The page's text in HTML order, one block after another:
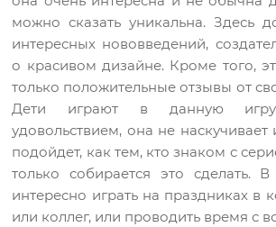
можно сказать уникальна. Здесь
интересных нововведений,
о красивом дизайне. Кроме того,
только положительные отзывы от
Дети играют в данную
удовольствием, она не
подойдет, как тем, кто знаком с
только собирается это сделать.
интересно играть на праздниках в
или коллег, или проводить время с